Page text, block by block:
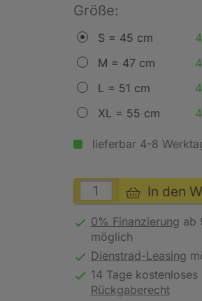
Größe:
S = 45 cm
M = 47 cm
L = 51 cm
XL = 55 cm
lieferbar 4-8
In den
0% Finanzierung ab
möglich
Dienstrad-Leasing
14 Tage kostenloses
Rückgaberecht